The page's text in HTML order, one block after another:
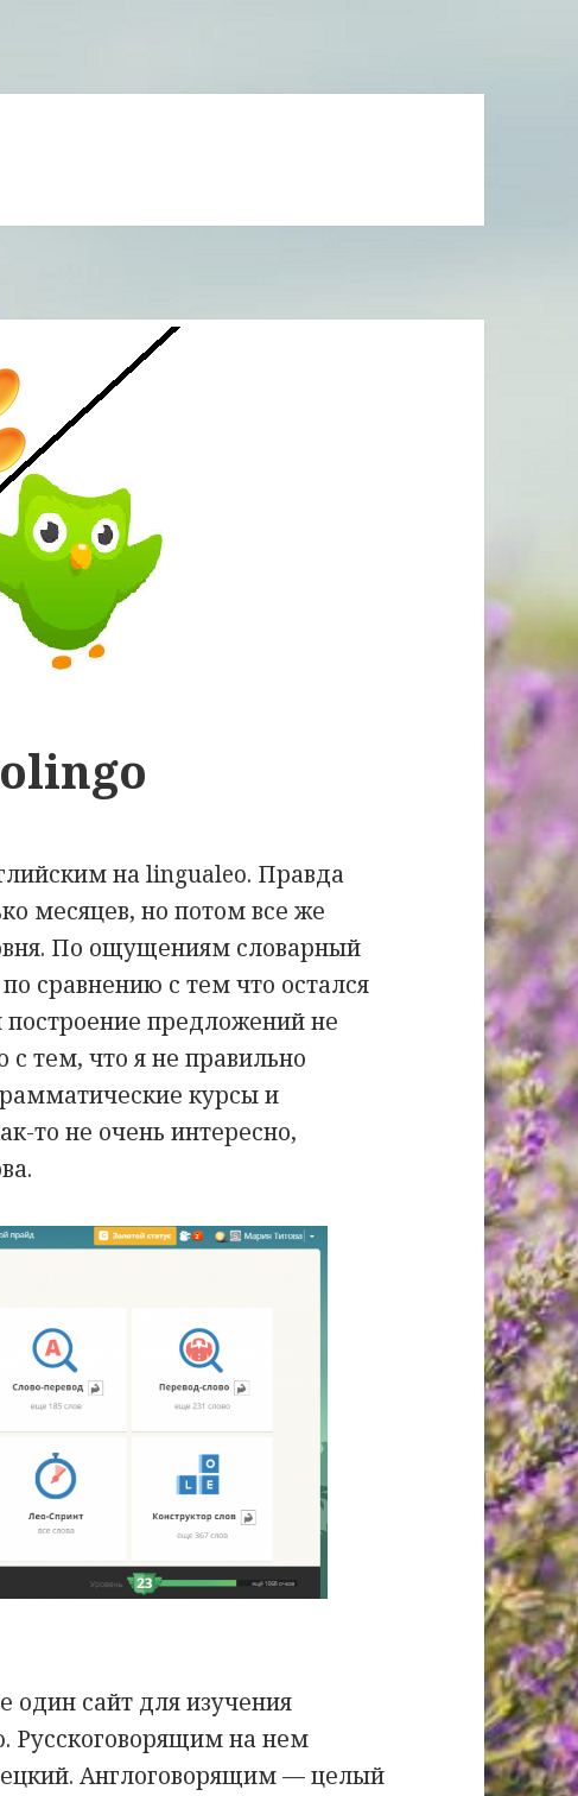
на lingualeo. Правда
месяцев, но потом все же
По ощущениям словарный
сравнению с тем что остался
предложений не
с тем, что я не правильно
курсы и
то не очень интересно,
сайт для изучения
Русскоговорящим на нем
Англоговорящим — целый